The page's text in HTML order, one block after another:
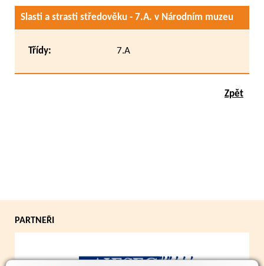
Slasti a strasti středověku - 7.A. v Národním muzeu
Třídy: 7.A
Zpět
PARTNEŘI